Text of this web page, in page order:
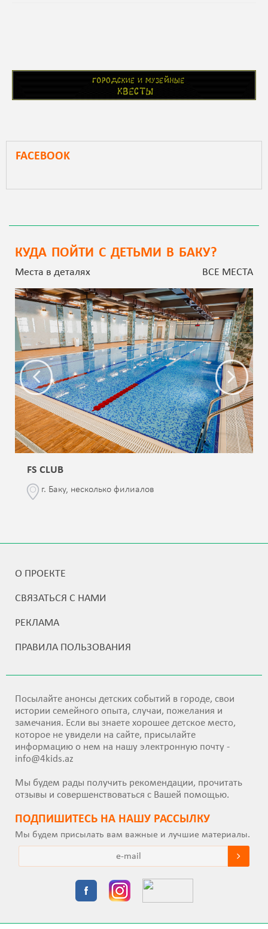
FACEBOOK
КУДА ПОЙТИ С ДЕТЬМИ В БАКУ?
Места в деталях ВСЕ МЕСТА
FS CLUB
г. Баку, несколько филиалов
О ПРОЕКТЕ
СВЯЗАТЬСЯ С НАМИ
РЕКЛАМА
ПРАВИЛА ПОЛЬЗОВАНИЯ
Посылайте анонсы детских событий в городе, свои
истории семейного опыта, случаи, пожелания и
замечания. Если вы знаете хорошее детское место,
которое не увидели на сайте, присылайте
информацию о нем на нашу электронную почту -
info@4kids.az
Мы будем рады получить рекомендации, прочитать
отзывы и совершенствоваться с Вашей помощью.
ПОДПИШИТEСЬ НА НАШУ РАССЫЛКУ
Мы будем присылать вам важные и лучшие материалы.